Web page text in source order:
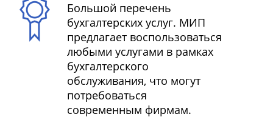
Большой перечень
бухгалтерских услуг. МИП
предлагает воспользоваться
любыми услугами в рамках
бухгалтерского
обслуживания, что могут
потребоваться
современным фирмам.